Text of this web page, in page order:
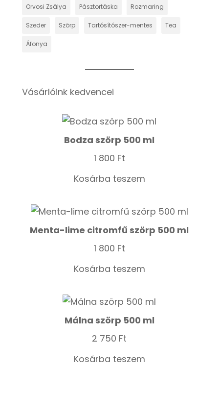
Orvosi Zsálya Pásztortáska Rozmaring
Szeder Szörp Tartósítószer-mentes Tea
Áfonya
Vásárlóink kedvencei
Bodza szörp 500 ml
1 800 Ft
Kosárba teszem
Menta-lime citromfű szörp 500 ml
1 800 Ft
Kosárba teszem
Málna szörp 500 ml
2 750 Ft
Kosárba teszem